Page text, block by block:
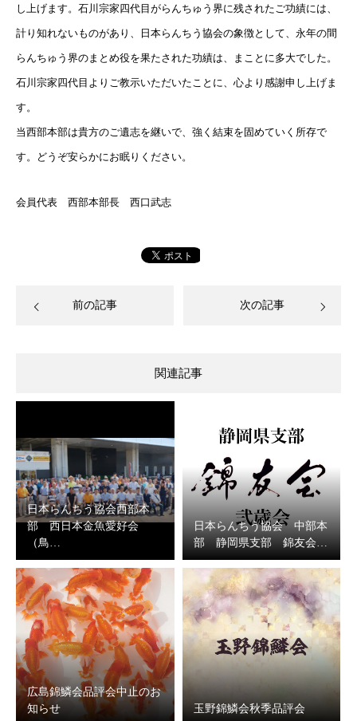
し上げます。石川宗家四代目がらんちゅう界に残されたご功績には、
計り知れないものがあり、日本らんちう協会の象徴として、永年の間
らんちゅう界のまとめ役を果たされた功績は、まことに多大でした。
石川宗家四代目よりご教示いただいたことに、心より感謝申し上げま
す。
当西部本部は貴方のご遺志を継いで、強く結束を固めていく所存で
す。どうぞ安らかにお眠りください。
会員代表 西部本部長 西口武志
前の記事 次の記事
関連記事
日本らんちう協会西部本
部 西日本金魚愛好会
（鳥…
日本らんちう協会 中部本
部 静岡県支部 錦友会…
広島錦鱗会品評会中止のお
知らせ
玉野錦鱗会秋季品評会